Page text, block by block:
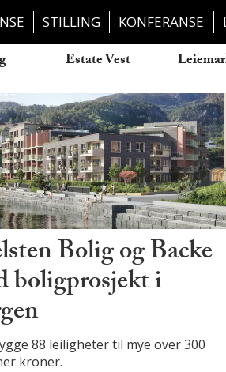
STILLING KONFERANSE
Estate Vest
Bolig og Backe
boligprosjekt i
88 leiligheter til mye over 300
kroner.